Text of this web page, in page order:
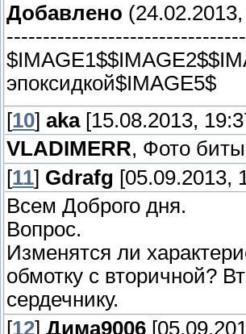
Добавлено
эпоксидкой$IMAGE5$
[10] aka[15.08.2013,
VLADIMERR, Фото
[11] Gdrafg [05.09.2013,
Всем Доброго дня.
Вопрос.
Изменятся ли
обмотку с вторичной?
сердечнику.
[12] Дима9006